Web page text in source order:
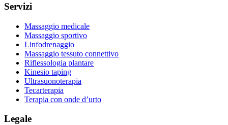
Servizi
Massaggio medicale
Massaggio sportivo
Linfodrenaggio
Massaggio tessuto connettivo
Riflessologia plantare
Kinesio taping
Ultrasuonoterapia
Tecarterapia
Terapia con onde d’urto
Legale